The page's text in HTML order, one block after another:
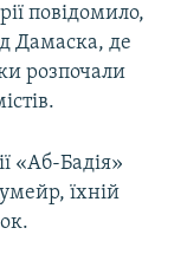
повідомило,
Дамаска, де
розпочали
«Аб-Бадія»
їхній